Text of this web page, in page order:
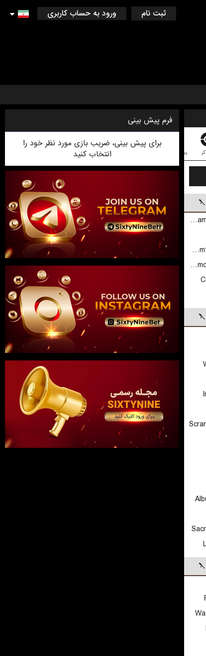
ثبت نام ورود به حساب کاربری
پینگ پونگ دارت لیگ فوتبال استرالیایی
New Hampshire Fisher Cats
Binghamton Rumble Ponies
Richmond Flying Squirrels
فرم پیش بینی
برای پیش بینی، ضریب بازی مورد نظر خود را
انتخاب کنید